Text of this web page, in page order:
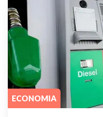
ECONOMIA